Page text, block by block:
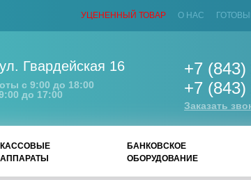
УЦЕНЕННЫЙ ТОВАР О НАС
ул. Гвардейская 16
с 9:00 до 18:00
до 17:00
+7 (843)
+7 (843)
Заказать
КАССОВЫЕ
АППАРАТЫ
БАНКОВСКОЕ
ОБОРУДОВАНИЕ